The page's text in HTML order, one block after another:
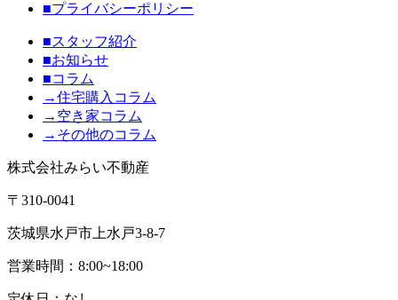
■プライバシーポリシー
■スタッフ紹介
■お知らせ
■コラム
→住宅購入コラム
→空き家コラム
→その他のコラム
株式会社みらい不動産
〒310-0041
茨城県水戸市上水戸3-8-7
営業時間：8:00~18:00